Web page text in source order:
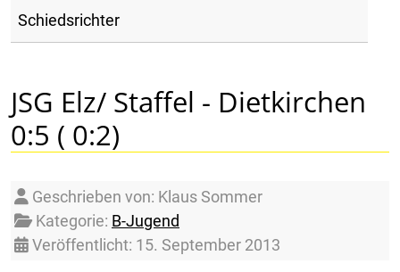
Schiedsrichter
JSG Elz/ Staffel - Dietkirchen
0:5 ( 0:2)
Details
Geschrieben von: Klaus Sommer
Kategorie: B-Jugend
Veröffentlicht: 15. September 2013